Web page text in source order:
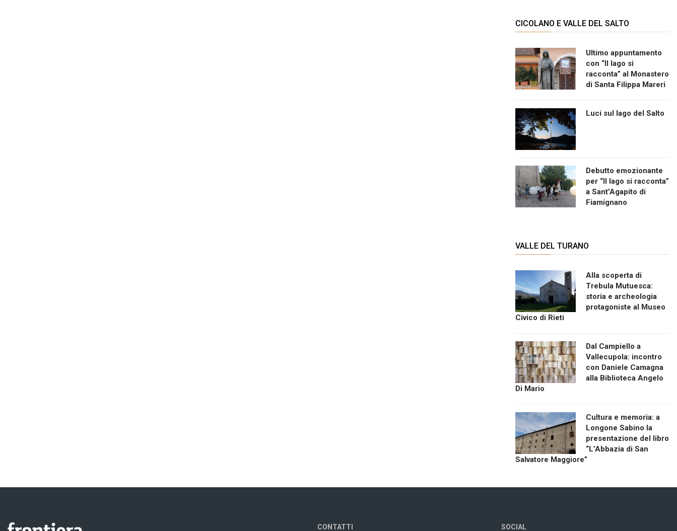
CICOLANO E VALLE DEL SALTO
Ultimo appuntamento
con “Il lago si
racconta” al Monastero
di Santa Filippa Mareri
Luci sul lago del Salto
Debutto emozionante
per “Il lago si racconta”
a Sant’Agapito di
Fiamignano
VALLE DEL TURANO
Alla scoperta di
Trebula Mutuesca:
storia e archeologia
protagoniste al Museo
Civico di Rieti
Dal Campiello a
Vallecupola: incontro
con Daniele Camagna
alla Biblioteca Angelo
Di Mario
Cultura e memoria: a
Longone Sabino la
presentazione del libro
“L’Abbazia di San
Salvatore Maggiore”
CONTATTI SOCIAL